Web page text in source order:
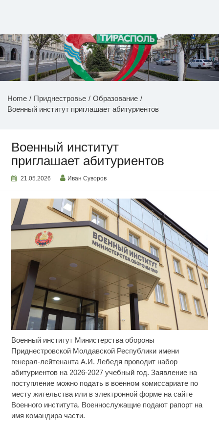
НОВОСТИ ПРИДНЕСТРОВЬЯ
Home Приднестровье
Образование
Военный институт приглашает абитуриентов
Военный институт
приглашает абитуриентов
21.05.2026 Иван Суворов
Военный институт Министерства обороны
Приднестровской Молдавской Республики имени
генерал-лейтенанта А.И. Лебедя проводит набор
абитуриентов на 2026-2027 учебный год. Заявление на
поступление можно подать в военном комиссариате по
месту жительства или в электронной форме на сайте
Военного института. Военнослужащие подают рапорт на
имя командира части.
Ролик длится пару секунд, но вы будете в шоке
от увиденного
i
Ржу не переставая, это видео пересмотришь не
Ролик из Омска: вы будете смеяться долго